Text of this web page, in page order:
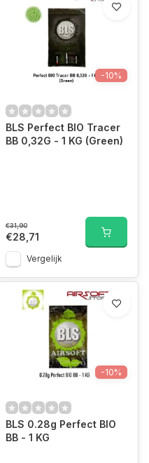
-10%
BLS Perfect BIO Tracer
BB 0,32G - 1 KG (Green)
€31,90
€28,71
Vergelijk
-10%
BLS 0.28g Perfect BIO
BB - 1 KG